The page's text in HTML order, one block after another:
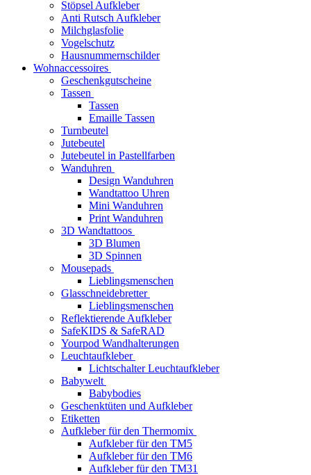
Stöpsel Aufkleber
Anti Rutsch Aufkleber
Milchglasfolie
Vogelschutz
Hausnummernschilder
Wohnaccessoires
Geschenkgutscheine
Tassen
Tassen
Emaille Tassen
Turnbeutel
Jutebeutel
Jutebeutel in Pastellfarben
Wanduhren
Design Wanduhren
Wandtattoo Uhren
Mini Wanduhren
Print Wanduhren
3D Wandtattoos
3D Blumen
3D Spinnen
Mousepads
Lieblingsmenschen
Glasschneidebretter
Lieblingsmenschen
Reflektierende Aufkleber
SafeKIDS & SafeRAD
Yourpod Wandhalterungen
Leuchtaufkleber
Lichtschalter Leuchtaufkleber
Babywelt
Babybodies
Geschenktüten und Aufkleber
Etiketten
Aufkleber für den Thermomix
Aufkleber für den TM5
Aufkleber für den TM6
Aufkleber für den TM31